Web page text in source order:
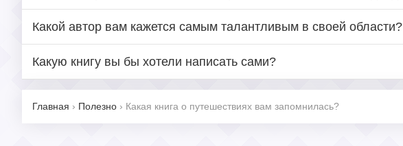
Какой автор вам кажется самым талантливым в своей области?
Какую книгу вы бы хотели написать сами?
Главная › Полезно › Какая книга о путешествиях вам запомнилась?